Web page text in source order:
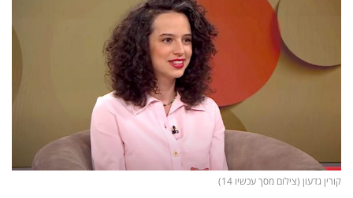
רכילות
ויראלי
קורין גדעון (צילום מסך עכשיו 14)